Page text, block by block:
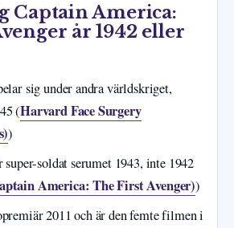
Captain America:
år 1942 eller
sig under andra världskriget,
(Harvard Face Surgery
)
super-soldat serumet 1943, inte 1942
America: The First Avenger))
2011 och är den femte filmen i